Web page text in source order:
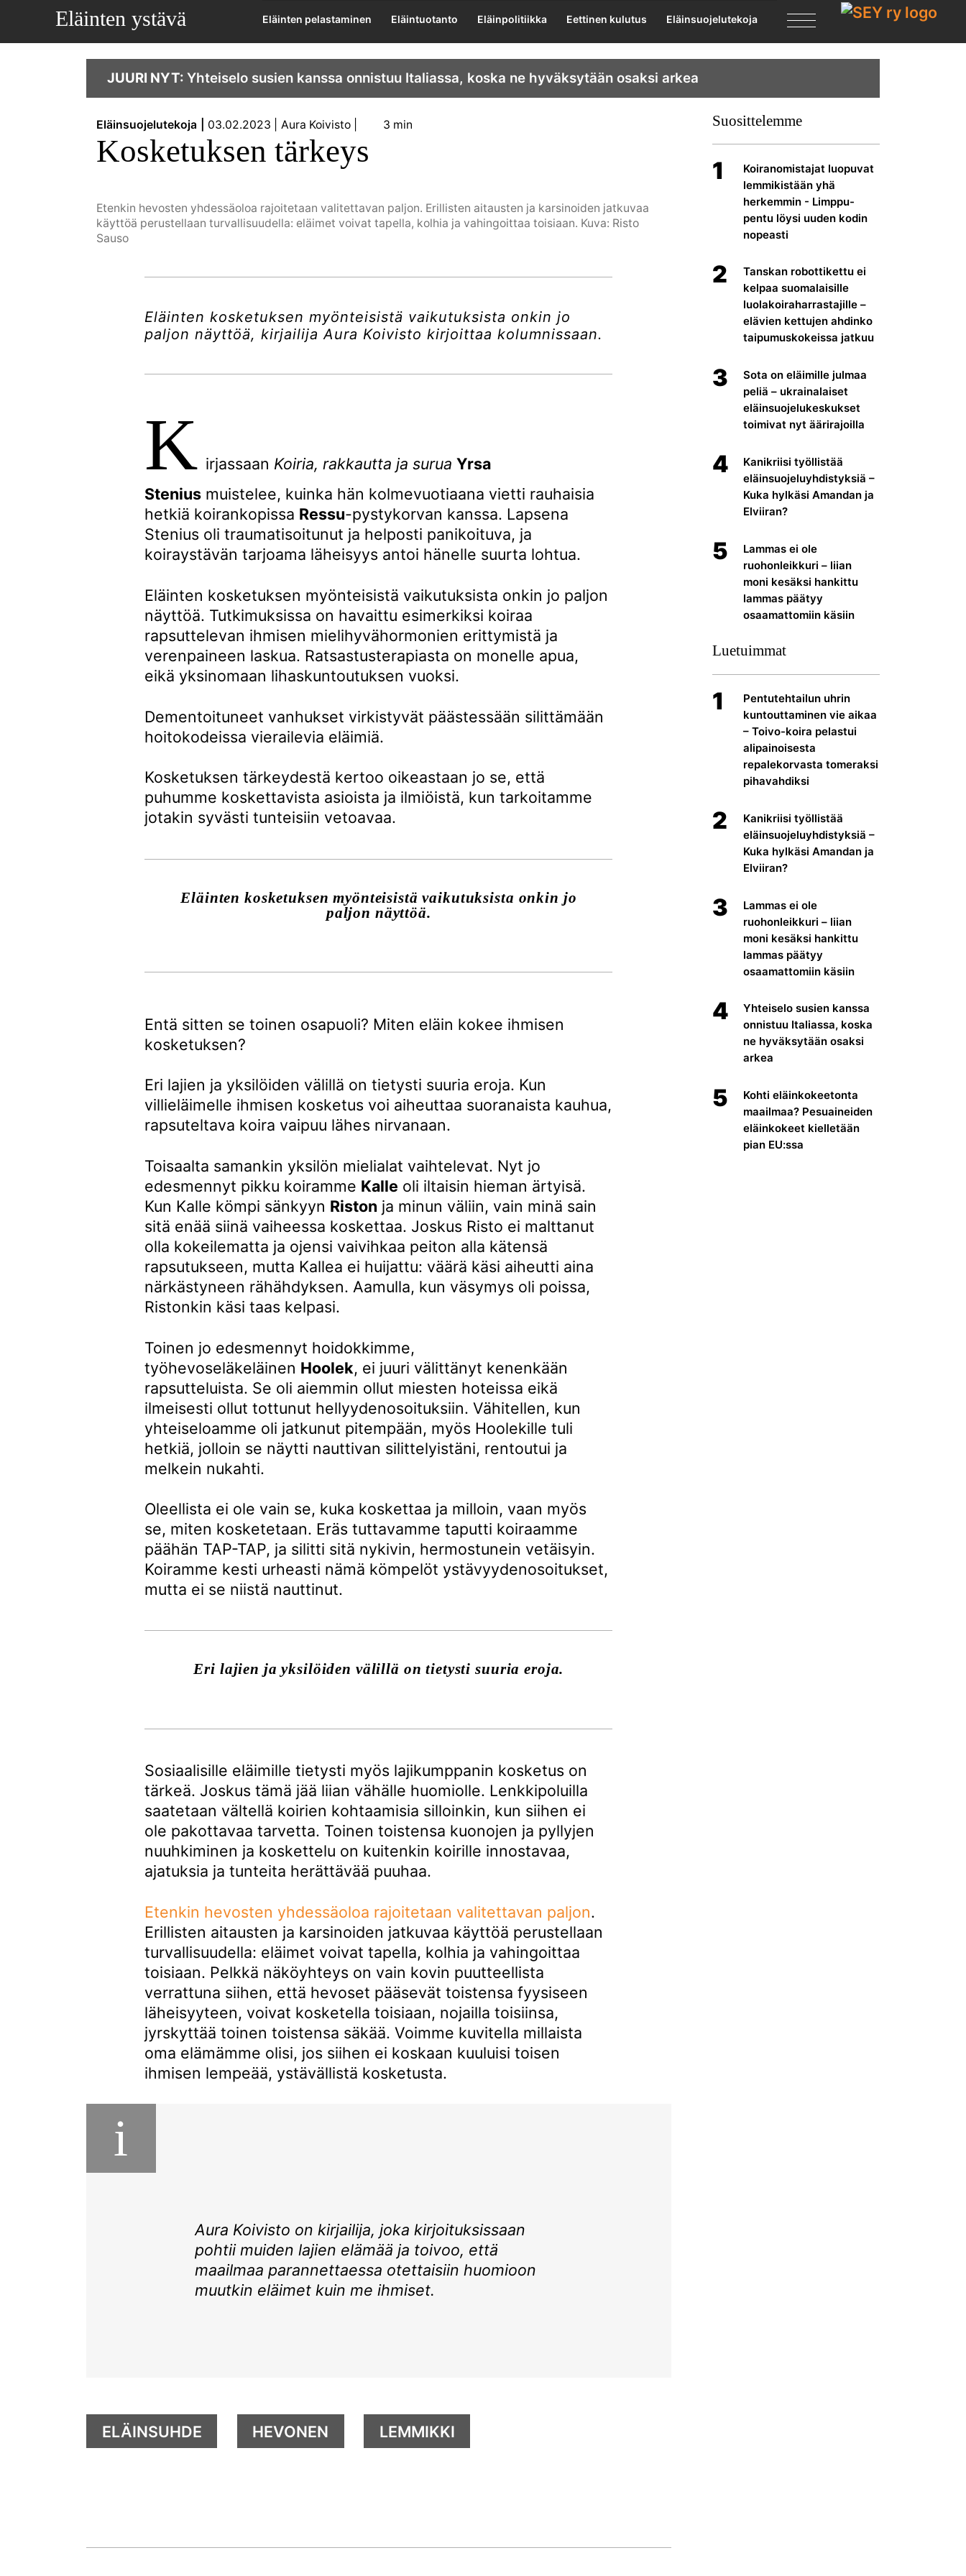
Eläinten ystävä Eläinten pelastaminen Eläintuotanto Eläinpolitiikka Eettinen kulutus Eläinsuojelutekoja
JUURI NYT: Yhteiselo susien kanssa onnistuu Italiassa, koska ne hyväksytään osaksi arkea
Eläinsuojelutekoja 03.02.2023 Aura Koivisto 3 min
Kosketuksen tärkeys
Etenkin hevosten yhdessäoloa rajoitetaan valitettavan paljon. Erillisten aitausten ja karsinoiden jatkuvaa
käyttöä perustellaan turvallisuudella: eläimet voivat tapella, kolhia ja vahingoittaa toisiaan. Kuva: Risto
Sauso
Eläinten kosketuksen myönteisistä vaikutuksista onkin jo
paljon näyttöä, kirjailija Aura Koivisto kirjoittaa kolumnissaan.
K irjassaan Koiria, rakkautta ja surua Yrsa
Stenius muistelee, kuinka hän kolmevuotiaana vietti rauhaisia
hetkiä koirankopissa Ressu-pystykorvan kanssa. Lapsena
Stenius oli traumatisoitunut ja helposti panikoituva, ja
koiraystävän tarjoama läheisyys antoi hänelle suurta lohtua.
Eläinten kosketuksen myönteisistä vaikutuksista onkin jo paljon
näyttöä. Tutkimuksissa on havaittu esimerkiksi koiraa
rapsuttelevan ihmisen mielihyvähormonien erittymistä ja
verenpaineen laskua. Ratsastusterapiasta on monelle apua,
eikä yksinomaan lihaskuntoutuksen vuoksi.
Dementoituneet vanhukset virkistyvät päästessään silittämään
hoitokodeissa vierailevia eläimiä.
Kosketuksen tärkeydestä kertoo oikeastaan jo se, että
puhumme koskettavista asioista ja ilmiöistä, kun tarkoitamme
jotakin syvästi tunteisiin vetoavaa.
Eläinten kosketuksen myönteisistä vaikutuksista onkin jo
paljon näyttöä.
Entä sitten se toinen osapuoli? Miten eläin kokee ihmisen
kosketuksen?
Eri lajien ja yksilöiden välillä on tietysti suuria eroja. Kun
villieläimelle ihmisen kosketus voi aiheuttaa suoranaista kauhua,
rapsuteltava koira vaipuu lähes nirvanaan.
Toisaalta samankin yksilön mielialat vaihtelevat. Nyt jo
edesmennyt pikku koiramme Kalle oli iltaisin hieman ärtyisä.
Kun Kalle kömpi sänkyyn Riston ja minun väliin, vain minä sain
sitä enää siinä vaiheessa koskettaa. Joskus Risto ei malttanut
olla kokeilematta ja ojensi vaivihkaa peiton alla kätensä
rapsutukseen, mutta Kallea ei huijattu: väärä käsi aiheutti aina
närkästyneen rähähdyksen. Aamulla, kun väsymys oli poissa,
Ristonkin käsi taas kelpasi.
Toinen jo edesmennyt hoidokkimme,
työhevoseläkeläinen Hoolek, ei juuri välittänyt kenenkään
rapsutteluista. Se oli aiemmin ollut miesten hoteissa eikä
ilmeisesti ollut tottunut hellyydenosoituksiin. Vähitellen, kun
yhteiseloamme oli jatkunut pitempään, myös Hoolekille tuli
hetkiä, jolloin se näytti nauttivan silittelyistäni, rentoutui ja
melkein nukahti.
Oleellista ei ole vain se, kuka koskettaa ja milloin, vaan myös
se, miten kosketetaan. Eräs tuttavamme taputti koiraamme
päähän TAP-TAP, ja silitti sitä nykivin, hermostunein vetäisyin.
Koiramme kesti urheasti nämä kömpelöt ystävyydenosoitukset,
mutta ei se niistä nauttinut.
Eri lajien ja yksilöiden välillä on tietysti suuria eroja.
Sosiaalisille eläimille tietysti myös lajikumppanin kosketus on
tärkeä. Joskus tämä jää liian vähälle huomiolle. Lenkkipoluilla
saatetaan vältellä koirien kohtaamisia silloinkin, kun siihen ei
ole pakottavaa tarvetta. Toinen toistensa kuonojen ja pyllyjen
nuuhkiminen ja koskettelu on kuitenkin koirille innostavaa,
ajatuksia ja tunteita herättävää puuhaa.
Etenkin hevosten yhdessäoloa rajoitetaan valitettavan paljon.
Erillisten aitausten ja karsinoiden jatkuvaa käyttöä perustellaan
turvallisuudella: eläimet voivat tapella, kolhia ja vahingoittaa
toisiaan. Pelkkä näköyhteys on vain kovin puutteellista
verrattuna siihen, että hevoset pääsevät toistensa fyysiseen
läheisyyteen, voivat kosketella toisiaan, nojailla toisiinsa,
jyrskyttää toinen toistensa säkää. Voimme kuvitella millaista
oma elämämme olisi, jos siihen ei koskaan kuuluisi toisen
ihmisen lempeää, ystävällistä kosketusta.
i
Aura Koivisto on kirjailija, joka kirjoituksissaan
pohtii muiden lajien elämää ja toivoo, että
maailmaa parannettaessa otettaisiin huomioon
muutkin eläimet kuin me ihmiset.
ELÄINSUHDE HEVONEN LEMMIKKI
Suosittelemme
1
Koiranomistajat luopuvat
lemmikistään yhä
herkemmin - Limppu-
pentu löysi uuden kodin
nopeasti
2
Tanskan robottikettu ei
kelpaa suomalaisille
luolakoiraharrastajille –
elävien kettujen ahdinko
taipumuskokeissa jatkuu
3
Sota on eläimille julmaa
peliä – ukrainalaiset
eläinsuojelukeskukset
toimivat nyt äärirajoilla
4
Kanikriisi työllistää
eläinsuojeluyhdistyksiä –
Kuka hylkäsi Amandan ja
Elviiran?
5
Lammas ei ole
ruohonleikkuri – liian
moni kesäksi hankittu
lammas päätyy
osaamattomiin käsiin
Luetuimmat
1
Pentutehtailun uhrin
kuntouttaminen vie aikaa
– Toivo-koira pelastui
alipainoisesta
repalekorvasta tomeraksi
pihavahdiksi
2
Kanikriisi työllistää
eläinsuojeluyhdistyksiä –
Kuka hylkäsi Amandan ja
Elviiran?
3
Lammas ei ole
ruohonleikkuri – liian
moni kesäksi hankittu
lammas päätyy
osaamattomiin käsiin
4
Yhteiselo susien kanssa
onnistuu Italiassa, koska
ne hyväksytään osaksi
arkea
5
Kohti eläinkokeetonta
maailmaa? Pesuaineiden
eläinkokeet kielletään
pian EU:ssa